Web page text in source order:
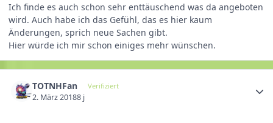
Ich finde es auch schon sehr enttäuschend was da angeboten
wird. Auch habe ich das Gefühl, das es hier kaum
Änderungen, sprich neue Sachen gibt.
Hier würde ich mir schon einiges mehr wünschen.
TOTNHFan Verifiziert
2. März 20188 j